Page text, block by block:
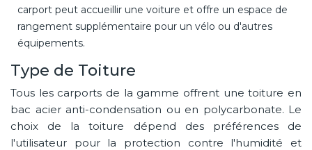
carport peut accueillir une voiture et offre un espace de
rangement supplémentaire pour un vélo ou d'autres
équipements.
Type de Toiture
Tous les carports de la gamme offrent une toiture en
bac acier anti-condensation ou en polycarbonate. Le
choix de la toiture dépend des préférences de
l'utilisateur pour la protection contre l'humidité et